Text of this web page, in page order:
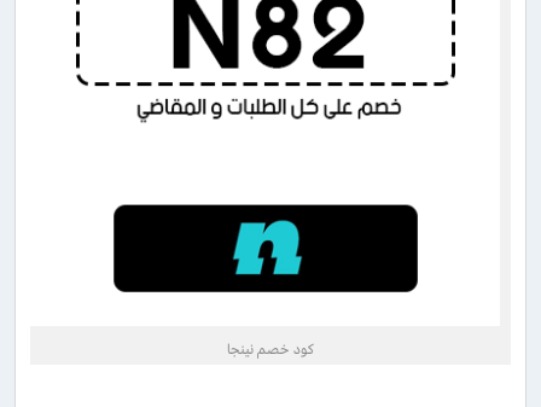
كود خصم نينجا